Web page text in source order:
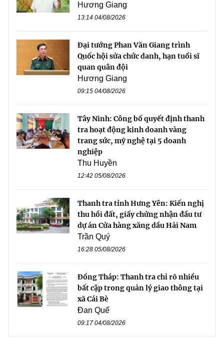
Hương Giang
13:14 04/08/2026
Đại tướng Phan Văn Giang trình
Quốc hội sửa chức danh, hạn tuổi sĩ
quan quân đội
Hương Giang
09:15 04/08/2026
Tây Ninh: Công bố quyết định thanh
tra hoạt động kinh doanh vàng
trang sức, mỹ nghệ tại 5 doanh
nghiệp
Thu Huyền
12:42 05/08/2026
Thanh tra tỉnh Hưng Yên: Kiến nghị
thu hồi đất, giấy chứng nhận đầu tư
dự án Cửa hàng xăng dầu Hải Nam
Trần Quý
16:28 05/08/2026
Đồng Tháp: Thanh tra chỉ rõ nhiều
bất cập trong quản lý giao thông tại
xã Cái Bè
Đan Quế
09:17 04/08/2026